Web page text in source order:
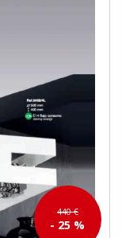
440 €
- 25 %